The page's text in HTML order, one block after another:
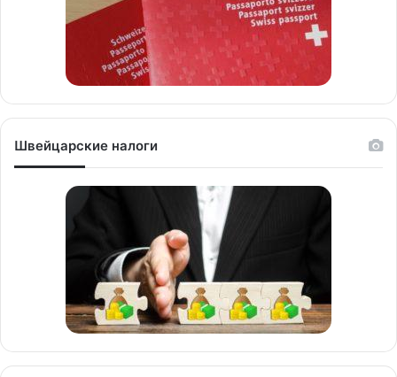
Швейцарские налоги